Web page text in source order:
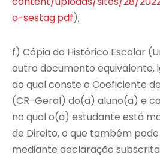
o-sestag.pdf);
f) Cópia do Histórico Escolar
outro documento equivalente,
do qual conste o Coeficiente
(CR-Geral) do(a) aluno(a) e
no qual o(a) estudante está
de Direito, o que também
mediante declaração